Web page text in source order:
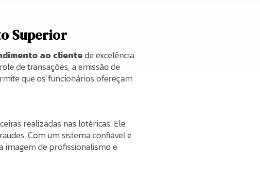
Superior
ao clientede excelência
de transações, a emissão de
que os funcionários ofereçam
realizadas nas lotéricas. Ele
Com um sistema confiável e
imagem de profissionalismo e